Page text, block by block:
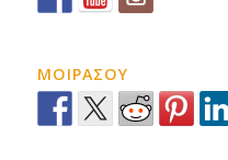
ΜΟΙΡΑΣΟΥ